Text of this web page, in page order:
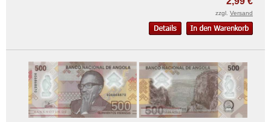
zzgl. Versand